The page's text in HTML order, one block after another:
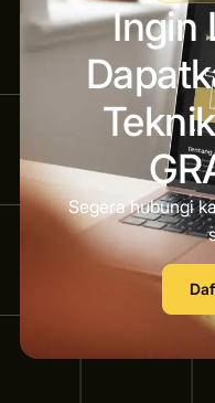
Ingin
Segera hubungi